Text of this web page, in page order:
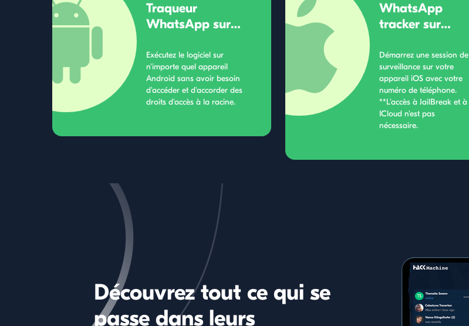
Traqueur
WhatsApp sur
Exécutez le logiciel sur
n'importe quel appareil
Android sans avoir besoin
d'accéder et d'accorder des
droits d'accès à la racine.
WhatsApp
tracker sur
Démarrez une session de
surveillance sur votre
appareil iOS avec votre
numéro de téléphone.
**L'accès à JailBreak et à
ICloud n'est pas
nécessaire.
Découvrez tout ce qui se
passe dans leurs